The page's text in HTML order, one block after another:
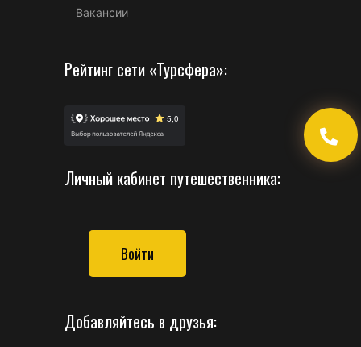
Вакансии
Рейтинг сети «Турсфера»:
Личный кабинет путешественника:
Войти
Добавляйтесь в друзья: